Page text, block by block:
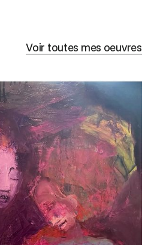
Voir toutes mes oeuvres